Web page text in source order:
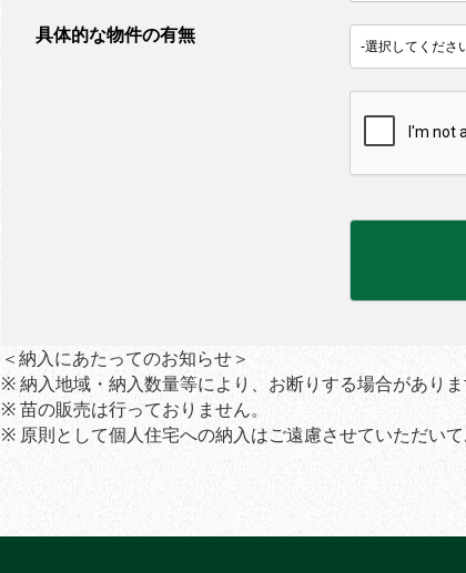
具体的な物件の有無
＜納入にあたってのお知らせ＞
※ 納入地域・納入数量等により、お断りする場合がありま
※ 苗の販売は行っておりません。
※ 原則として個人住宅への納入はご遠慮させていただいて